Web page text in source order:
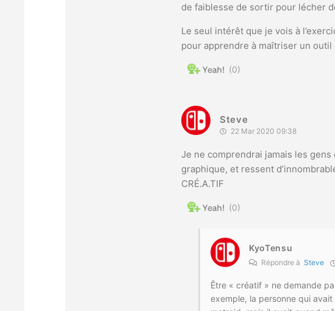
de faiblesse de sortir pour lécher
Le seul intérêt que je vois à
pour apprendre à maîtriser un
0
Steve
22 Mar 2020 09:38
Je ne comprendrai jamais les
graphique, et ressent
CRÉ.A.TIF
0
KyoTensu
Répondre à Steve
Être « créatif » ne demande
exemple, la personne qui